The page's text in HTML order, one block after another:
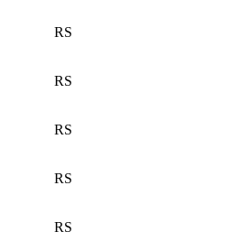
RS
RS
RS
RS
RS